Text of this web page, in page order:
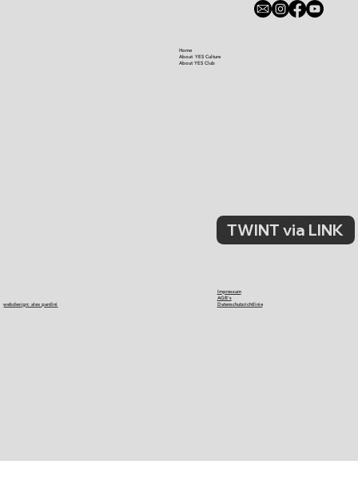
TWINT via LINK
Impressum
AGB's
Datenschutzrichtlinie
webdesign: alex pardini
Home
About YES Culture
About YES Club